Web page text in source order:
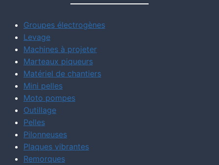
Groupes électrogènes
Levage
Machines à projeter
Marteaux piqueurs
Matériel de chantiers
Mini pelles
Moto pompes
Outillage
Pelles
Pilonneuses
Plaques vibrantes
Remorques